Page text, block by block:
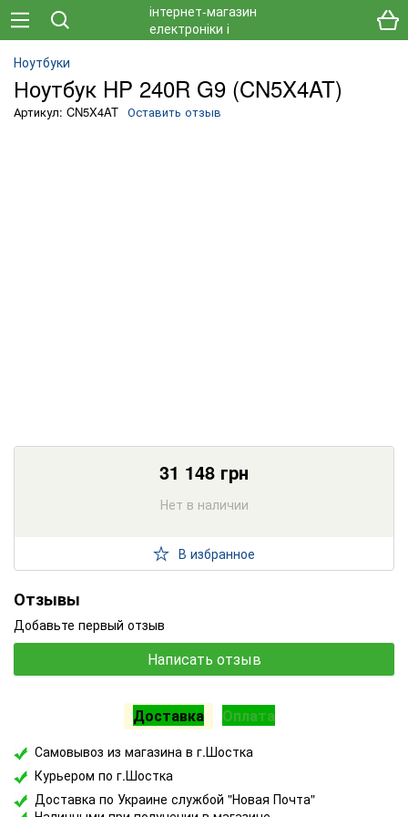
Ноутбуки
Ноутбук HP 240R G9 (CN5X4AT)
Артикул: CN5X4AT Оставить отзыв
31 148 грн
Нет в наличии
В избранное
Отзывы
Добавьте первый отзыв
Написать отзыв
Доставка Оплата
Самовывоз из магазина в г.Шостка
Курьером по г.Шостка
Доставка по Украине службой "Новая Почта"